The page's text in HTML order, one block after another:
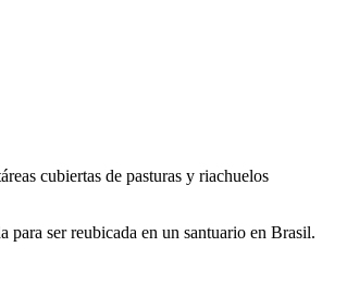
cubiertas de pasturas y riachuelos
para ser reubicada en un santuario en Brasil.